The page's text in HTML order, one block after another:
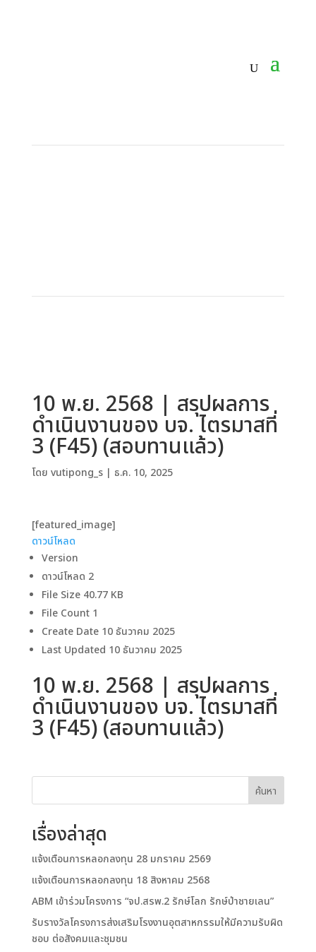
10 พ.ย. 2568 | สรุปผลการ
ดำเนินงานของ บจ. ไตรมาสที่
3 (F45) (สอบทานแล้ว)
โดย vutipong_s| ธ.ค. 10, 2025
[featured_image]
ดาวน์โหลด
Version
ดาวน์โหลด 2
File Size 40.77 KB
File Count 1
Create Date 10 ธันวาคม 2025
Last Updated 10 ธันวาคม 2025
10 พ.ย. 2568 | สรุปผลการ
ดำเนินงานของ บจ. ไตรมาสที่
3 (F45) (สอบทานแล้ว)
ค้นหา
เรื่องล่าสุด
แจ้งเตือนการหลอกลงทุน 28 มกราคม 2569
แจ้งเตือนการหลอกลงทุน 18 สิงหาคม 2568
ABM เข้าร่วมโครงการ “จป.สรพ.2 รักษ์โลก รักษ์ป่าชายเลน”
รับรางวัลโครงการส่งเสริมโรงงานอุตสาหกรรมให้มีความรับผิด
ชอบ ต่อสังคมและชุมชน